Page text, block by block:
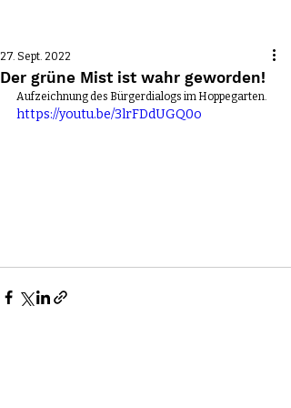
Der grüne Mist ist wahr geworden!
27. Sept. 2022
Aufzeichnung des Bürgerdialogs im Hoppegarten.
https://youtu.be/3lrFDdUGQ0o